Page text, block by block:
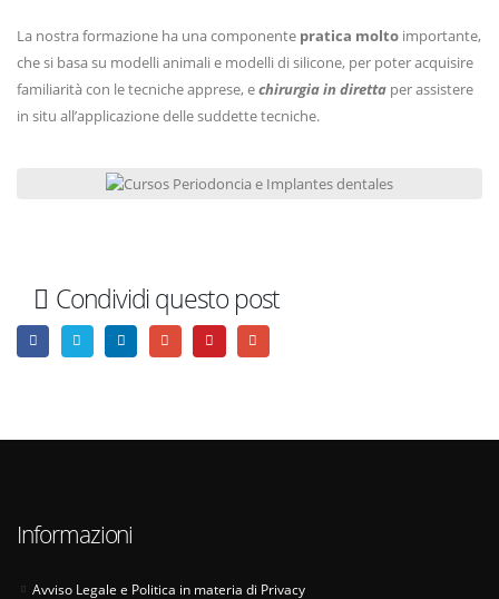
La nostra formazione ha una componente pratica molto importante,
che si basa su modelli animali e modelli di silicone, per poter acquisire
familiarità con le tecniche apprese, echirurgia in diretta per assistere
in situ all’applicazione delle suddette tecniche.
Condividi questo post
Informazioni
Avviso Legale e Politica in materia di Privacy